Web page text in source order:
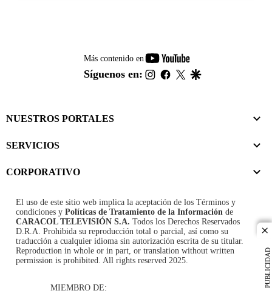
PUBLICIDAD
Más contenido en
youtube-
footer
Síguenos en: instagram
facebook
twitter
NUESTROS PORTALES
SERVICIOS
CORPORATIVO
El uso de este sitio web implica la aceptación de los Términos y
condiciones y Políticas de Tratamiento de la Información de
CARACOL TELEVISIÓN S.A. Todos los Derechos Reservados
D.R.A. Prohibida su reproducción total o parcial, así como su
traducción a cualquier idioma sin autorización escrita de su titular.
Reproduction in whole or in part, or translation without written
permission is prohibited. All rights reserved 2025.
MIEMBRO DE: